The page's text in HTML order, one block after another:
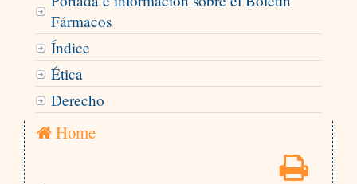
Fármacos
Índice
Ética
Derecho
Home